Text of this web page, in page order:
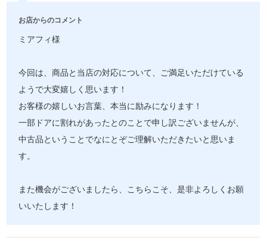
お店からのコメント
ミアフィ様
今回は、商品と当店の対応について、ご満足いただけている
ようで大変嬉しく思います！
お客様の嬉しいお言葉、本当に励みになります！
一部ドアに割れがあったとのことで申し訳ございませんが、
中古品ということでなにとぞご理解いただきたいと思いま
す。
また機会がございましたら、こちらこそ、是非よろしくお願
いいたします！